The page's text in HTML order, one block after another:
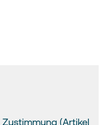
Zustimmung (Artikel